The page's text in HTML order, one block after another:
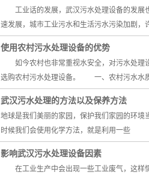
工业话的发展，武汉污水处理设备的发展
速发展，城市工业污水和生活污水污染加剧
使用农村污水处理设备的优势
如今农村也非常重视水安全，对污水处理设
选购农村污水处理设备。 一、农村污水水
武汉污水处理的方法以及保养方法
地球是我们美丽的家园，保护我们家园的环
时候我们会使用化学方法，就是利用一些
影响武汉污水处理设备因素
在工业生产中会出现一些工业废气，这样